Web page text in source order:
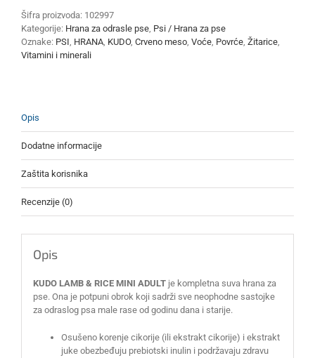
ADULT
3kg
količina
Šifra proizvoda: 102997
Kategorije: Hrana za odrasle pse Psi / Hrana za pse
Oznake: PSI HRANA KUDO, Crveno meso Voće Povrće Žitarice
Vitamini i minerali
Opis
Dodatne informacije
Zaštita korisnika
Recenzije (0)
Opis
KUDO LAMB & RICE MINI ADULTje kompletna suva hrana za
pse. Ona je potpuni obrok koji sadrži sve neophodne sastojke
za odraslog psa male rase od godinu dana i starije.
Osušeno korenje cikorije (ili ekstrakt cikorije) i ekstrakt
juke obezbeđuju prebiotski inulin i podržavaju zdravu